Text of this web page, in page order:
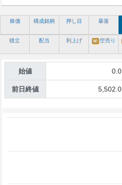
株価 構成銘柄 押し目 暴落
積立 配当 利上げ N! 空売り
始値 0.0
前日終値 5,502.0